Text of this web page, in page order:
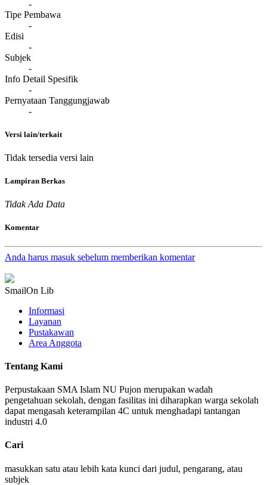
-
Tipe Pembawa
-
Edisi
-
Subjek
-
Info Detail Spesifik
-
Pernyataan Tanggungjawab
-
Versi lain/terkait
Tidak tersedia versi lain
Lampiran Berkas
Tidak Ada Data
Komentar
Anda harus masuk sebelum memberikan komentar
SmailOn Lib
Informasi
Layanan
Pustakawan
Area Anggota
Tentang Kami
Perpustakaan SMA Islam NU Pujon merupakan wadah
pengetahuan sekolah, dengan fasilitas ini diharapkan warga sekolah
dapat mengasah keterampilan 4C untuk menghadapi tantangan
industri 4.0
Cari
masukkan satu atau lebih kata kunci dari judul, pengarang, atau
subjek